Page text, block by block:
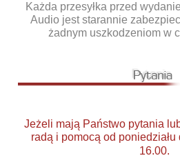
Każda przesyłka przed
Audio jest starannie
żadnym uszkodzeniom w
Jeżeli mają Państwo pytania
radą i pomocą od
16.00.